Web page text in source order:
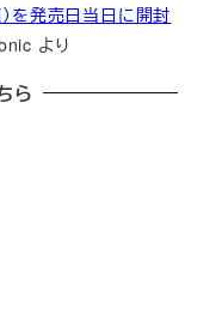
を発売日当日に開封
より
ら